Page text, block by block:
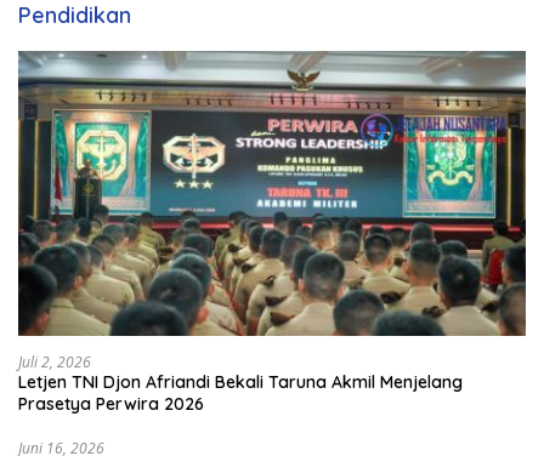
Pendidikan
Juli 2, 2026
Letjen TNI Djon Afriandi Bekali Taruna Akmil Menjelang
Prasetya Perwira 2026
Juni 16, 2026